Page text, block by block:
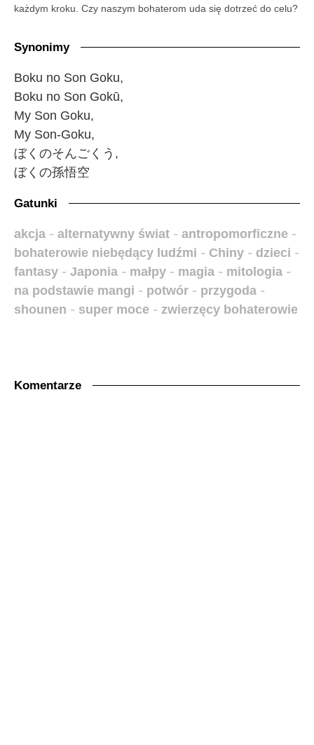
każdym kroku. Czy naszym bohaterom uda się dotrzeć do celu?
Synonimy
Boku no Son Goku,
Boku no Son Gokū,
My Son Goku,
My Son-Goku,
ぼくのそんごくう,
ぼくの孫悟空
Gatunki
akcja - alternatywny świat - antropomorficzne -
bohaterowie niebędący ludźmi - Chiny - dzieci -
fantasy - Japonia - małpy - magia - mitologia -
na podstawie mangi - potwór - przygoda -
shounen - super moce - zwierzęcy bohaterowie
Komentarze